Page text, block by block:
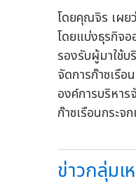
โดยคุณจิร เผย
โดยแบ่งธุรกิจ
รองรับผู้มาใช้
จัดการก๊าซเรื
องค์การบริหา
ก๊าซเรือนกระ
ข่าวกลุ่มเ